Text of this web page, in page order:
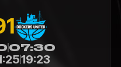
07:30
19:23